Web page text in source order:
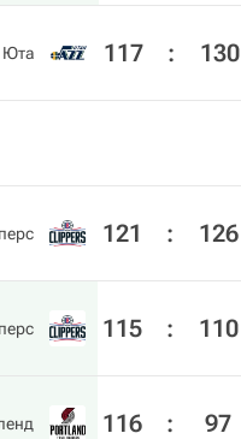
Юта 117 : 130
121 : 126
115 : 110
116 : 97